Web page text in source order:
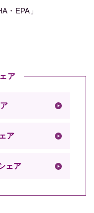
・EPA」
ア
ア
ェア